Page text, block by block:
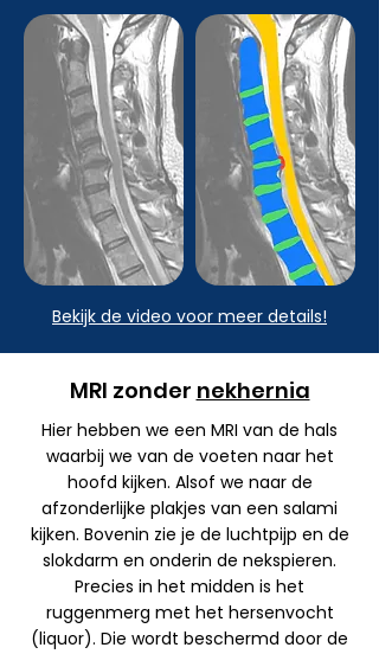
Bekijk de video voor meer details!
MRI zonder nekhernia
Hier hebben we een MRI van de hals
waarbij we van de voeten naar het
hoofd kijken. Alsof we naar de
afzonderlijke plakjes van een salami
kijken. Bovenin zie je de luchtpijp en de
slokdarm en onderin de nekspieren.
Precies in het midden is het
ruggenmerg met het hersenvocht
(liquor). Die wordt beschermd door de